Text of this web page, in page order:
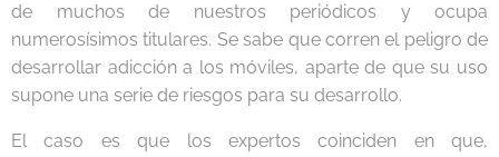
de muchos de nuestros periódicos y ocupa
numerosísimos titulares. Se sabe que corren el peligro de
desarrollar adicción a los móviles, aparte de que su uso
supone una serie de riesgos para su desarrollo.
El caso es que los expertos coinciden en que,